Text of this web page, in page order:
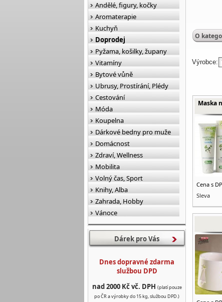
O
Výrobce:
Maska
Cena s
Sleva
Andělé, figury, kočky
Aromaterapie
Kuchyň
Doprodej
Pyžama, košilky, župany
Vitamíny
Bytové vůně
Ubrusy, Prostírání, Plédy
Cestování
Móda
Koupelna
Dárkové bedny pro muže
Domácnost
Zdraví, Wellness
Mobilita
Volný čas, Sport
Knihy, Alba
Zahrada, Hobby
Vánoce
Dárek pro Vás
Dnes dopravné zdarma
službou DPD
nad 2000 Kč vč. DPH (platí pouze
po ČR a výrobky do 15 kg, službou DPD.)